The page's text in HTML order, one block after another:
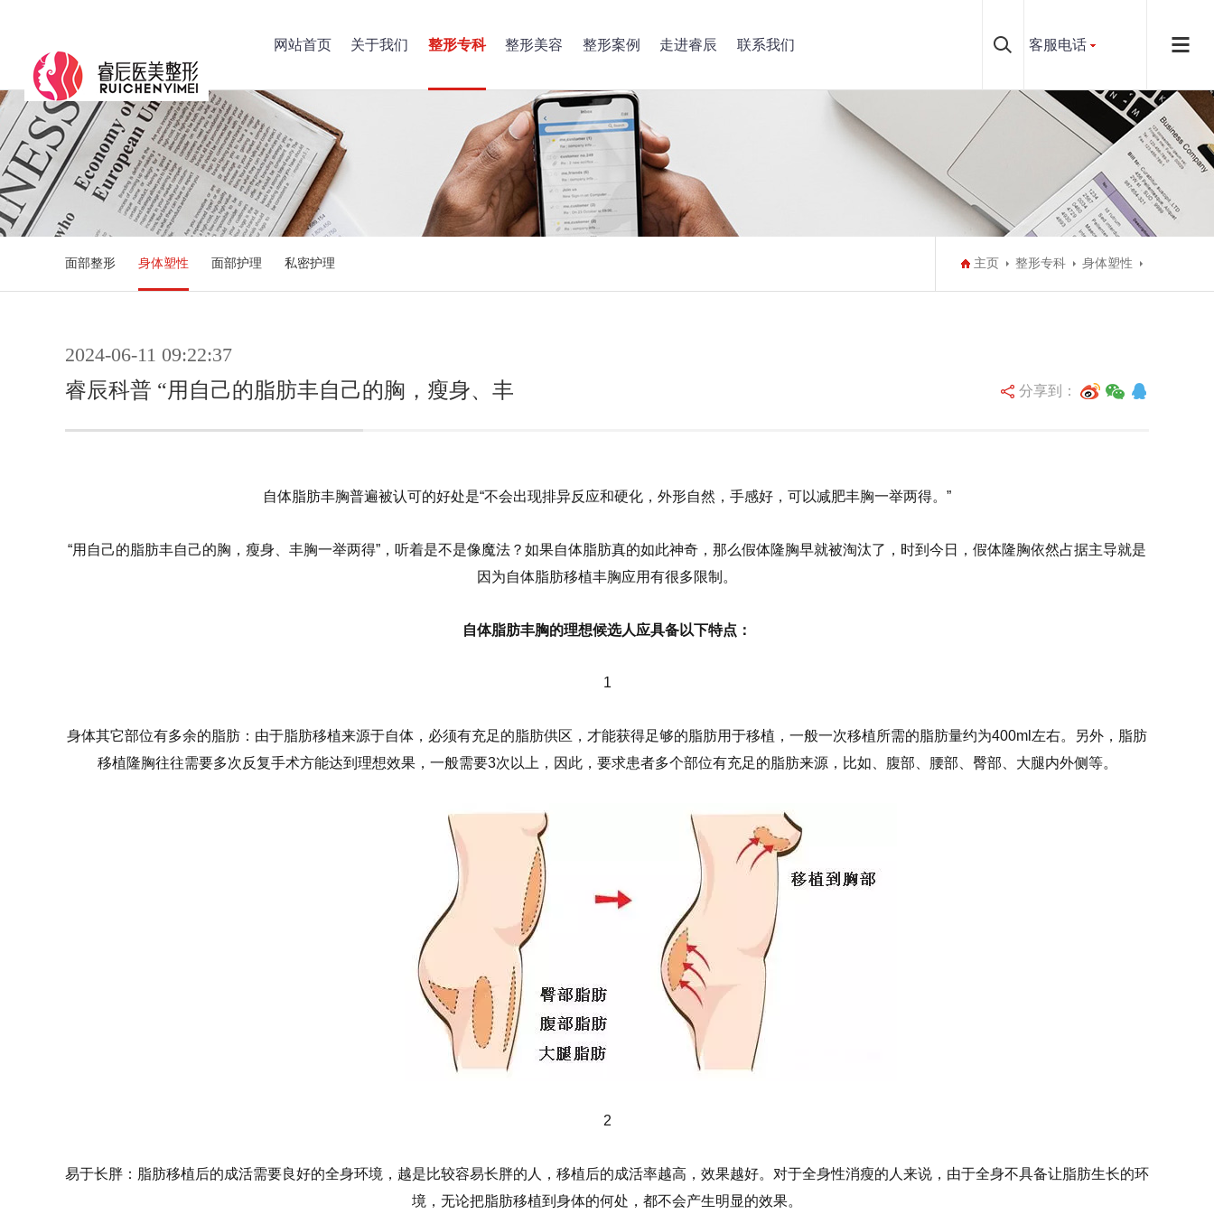
网站首页 关于我们 整形专科 整形美容 整形案例 走进睿辰 联系我们 客服电话
面部整形 身体塑性 面部护理 私密护理 主页 整形专科 身体塑性
2024-06-11 09:22:37
睿辰科普 “用自己的脂肪丰自己的胸，瘦身、丰 分享到：
自体脂肪丰胸普遍被认可的好处是“不会出现排异反应和硬化，外形自然，手感好，可以减肥丰胸一举两得。”
“用自己的脂肪丰自己的胸，瘦身、丰胸一举两得”，听着是不是像魔法？如果自体脂肪真的如此神奇，那么假体隆胸早就被淘汰了，时到今日，假体隆胸依然占据主导就是
因为自体脂肪移植丰胸应用有很多限制。
自体脂肪丰胸的理想候选人应具备以下特点：
1
身体其它部位有多余的脂肪：由于脂肪移植来源于自体，必须有充足的脂肪供区，才能获得足够的脂肪用于移植，一般一次移植所需的脂肪量约为400ml左右。另外，脂肪
移植隆胸往往需要多次反复手术方能达到理想效果，一般需要3次以上，因此，要求患者多个部位有充足的脂肪来源，比如、腹部、腰部、臀部、大腿内外侧等。
2
易于长胖：脂肪移植后的成活需要良好的全身环境，越是比较容易长胖的人，移植后的成活率越高，效果越好。对于全身性消瘦的人来说，由于全身不具备让脂肪生长的环
境，无论把脂肪移植到身体的何处，都不会产生明显的效果。